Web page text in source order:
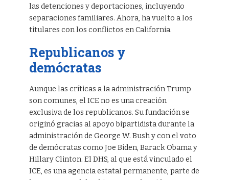
las detenciones y deportaciones, incluyendo
separaciones familiares. Ahora, ha vuelto a los
titulares con los conflictos en California.
Republicanos y
demócratas
Aunque las críticas a la administración Trump
son comunes, el ICE no es una creación
exclusiva de los republicanos. Su fundación se
originó gracias al apoyo bipartidista durante la
administración de George W. Bush y con el voto
de demócratas como Joe Biden, Barack Obama y
Hillary Clinton. El DHS, al que está vinculado el
ICE, es una agencia estatal permanente, parte de